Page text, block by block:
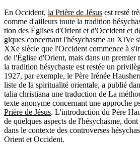
En Occi­dent, la Prière de Jésus est resté
comme d'ailleurs toute la tra­di­tion
tion des Églises d'Orient et d'Oc­ci­dent et
giques concer­nant l'hé­sy­chasme au XIVe
XXe siècle que l'Oc­ci­dent com­mence à
de l'Église d'Orient, mais dans un pre­mier
la tra­di­tion hésy­chaste est res­tée un
1927, par exemple, le Père Iré­née
liste de la spi­ri­tua­lité orien­tale, a publié
ta­lia chris­tiana une tra­duc­tion de La
texte ano­nyme concer­nant une approche
Prière de Jésus. L'in­tro­duc­tion du Père
de quelques aspects de l'hé­sy­chasme, dont
dans le contexte des contro­verses
Orient et Occi­dent.